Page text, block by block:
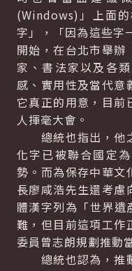
(Windows)」上面
字」，「因為這些字
開始，在台北市舉辦
家、書法家以及各
感、實用性及當代意
它真正的用意，目前
人揮毫大會。
總統也指出，他
化字已被聯合國定
勢。而為保存中華文
長廖咸浩先生還考慮
體漢字列為「世界
難，但目前這項工作
委員曾志朗規劃推動
總統也認為，推